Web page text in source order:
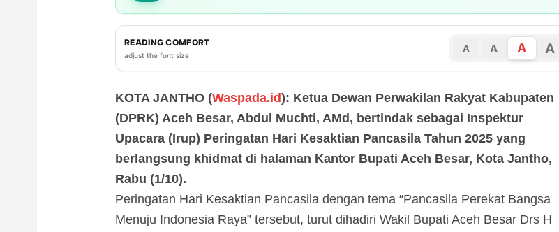
READING COMFORT
adjust the font size
A A A A
KOTA JANTHO (Waspada.id): Ketua Dewan Perwakilan Rakyat Kabupaten
(DPRK) Aceh Besar, Abdul Muchti, AMd, bertindak sebagai Inspektur
Upacara (Irup) Peringatan Hari Kesaktian Pancasila Tahun 2025 yang
berlangsung khidmat di halaman Kantor Bupati Aceh Besar, Kota Jantho,
Rabu (1/10).
Peringatan Hari Kesaktian Pancasila dengan tema “Pancasila Perekat Bangsa
Menuju Indonesia Raya” tersebut, turut dihadiri Wakil Bupati Aceh Besar Drs H